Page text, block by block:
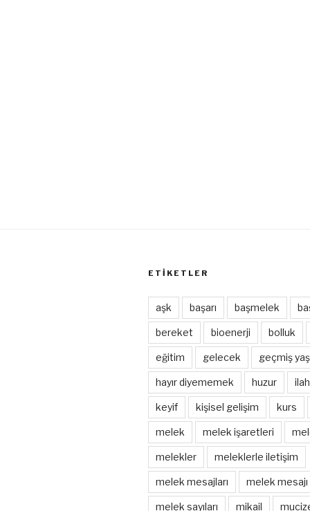
ETIKETLER
aşk başarı başmelek
bereket bioenerji bolluk
eğitim gelecek geçmiş
hayır diyememek huzur
keyif kişisel gelişim kurs
melek melek işaretleri
melekler meleklerle iletişim
melek mesajları melek mesajı
melek sayıları mikail